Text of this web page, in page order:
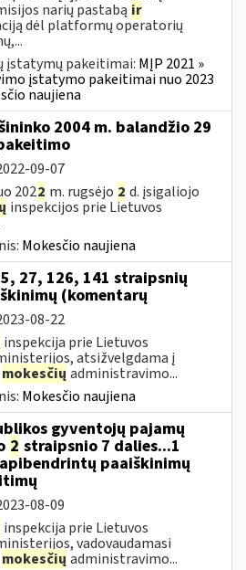
narių pastabą ir
dėl platformų operatorių
įstatymų pakeitimai: MĮP 2021 »
įstatymo pakeitimai nuo 2023
naujiena
2004 m. balandžio 29
09-07
2022 m. rugsėjo 2 d. įsigaliojo
inspekcijos prie Lietuvos
Mokesčio naujiena
27, 126, 141 straipsnių
(komentarų
08-22
inspekcija prie Lietuvos
atsižvelgdama į
mokesčių administravimo...
Mokesčio naujiena
gyventojų pajamų
2 straipsnio 7 dalies...1
paaiškinimų
08-09
inspekcija prie Lietuvos
vadovaudamasi
mokesčių administravimo...